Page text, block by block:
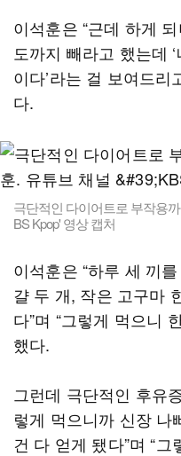
이석훈은 “근데 하게
도까지 빼라고 했는데
이다’라는 걸 보여드리
다.
극단적인 다이어트로 부작용
BS Kpop' 영상 캡처
이석훈은 “하루 세 끼
걀 두 개, 작은 고구마
다”며 “그렇게 먹으니
했다.
그런데 극단적인 후유
렇게 먹으니까 신장 나
건 다 얻게 됐다”며 “